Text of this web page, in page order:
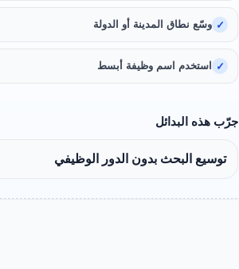
وسّع نطاق المدينة أو الدولة
استخدم اسم وظيفة أبسط
جرّب هذه البدائل
توسيع البحث بدون الدور الوظيفي